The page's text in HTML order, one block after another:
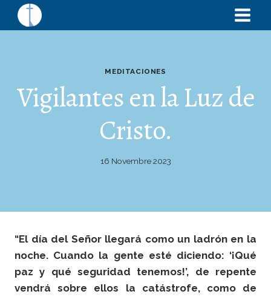
MEDITACIONES
Vigilantes en la Luz de
Cristo.
16 Novembre 2023
“El día del Señor llegará como un ladrón en la
noche. Cuando la gente esté diciendo: ‘¡Qué
paz y qué seguridad tenemos!’, de repente
vendrá sobre ellos la catástrofe, como de